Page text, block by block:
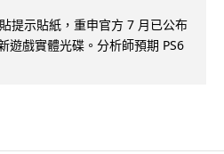
提示貼紙，重申官方 7 月已公布
遊戲實體光碟。分析師預期 PS6